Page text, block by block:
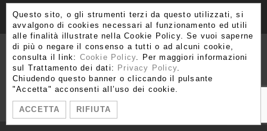
NEWSLETTER
Via Brera 3, 20121 Milano
T. +39 02 80 51 545 - 02 86 99 12 59 F. +39 02 80 51 549
info@moshetabibnia.com
Questo sito, o gli strumenti terzi da questo utilizzati, si
avvalgono di cookies necessari al funzionamento ed utili
alle finalità illustrate nella Cookie Policy. Se vuoi saperne
di più o negare il consenso a tutti o ad alcuni cookie,
consulta il link: Cookie Policy. Per maggiori informazioni
sul Trattamento dei dati: Privacy Policy.
Chiudendo questo banner o cliccando il pulsante
"Accetta" acconsenti all’uso dei cookie.
ACCETTA RIFIUTA